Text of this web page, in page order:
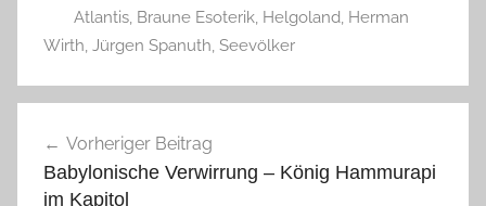
Atlantis, Braune Esoterik, Helgoland Herman
Wirth Jürgen Spanuth Seevölker
Vorheriger Beitrag
Babylonische Verwirrung – König Hammurapi
im Kapitol